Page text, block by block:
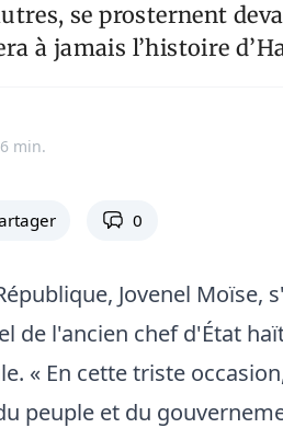
se prosternent
à jamais l’histoire
min.
0
Jovenel
de l'ancien chef d'État
« En cette triste
peuple et du